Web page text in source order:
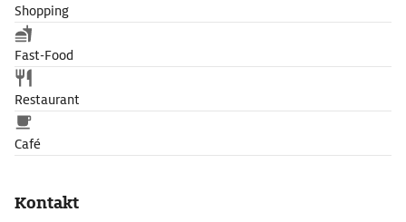
Shopping
Fast-Food
Restaurant
Café
Kontakt